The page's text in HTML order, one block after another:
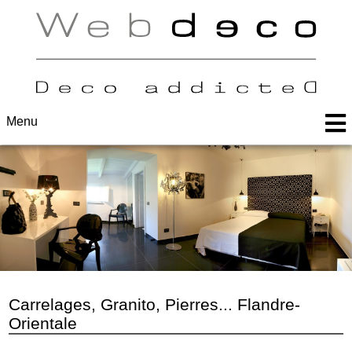
Menu
Carrelages, Granito, Pierres... Flandre-
Orientale